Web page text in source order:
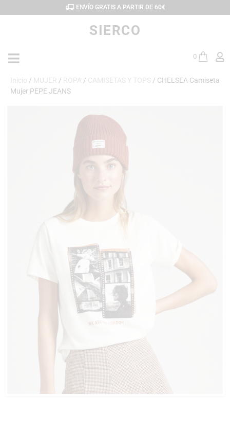
ENVÍO GRATIS A PARTIR DE 60€
SIERCO
0
Inicio / MUJER / ROPA / CAMISETAS Y TOPS / CHELSEA Camiseta
Mujer PEPE JEANS